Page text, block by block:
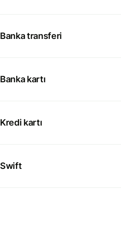
Banka transferi
Banka kartı
Kredi kartı
Swift